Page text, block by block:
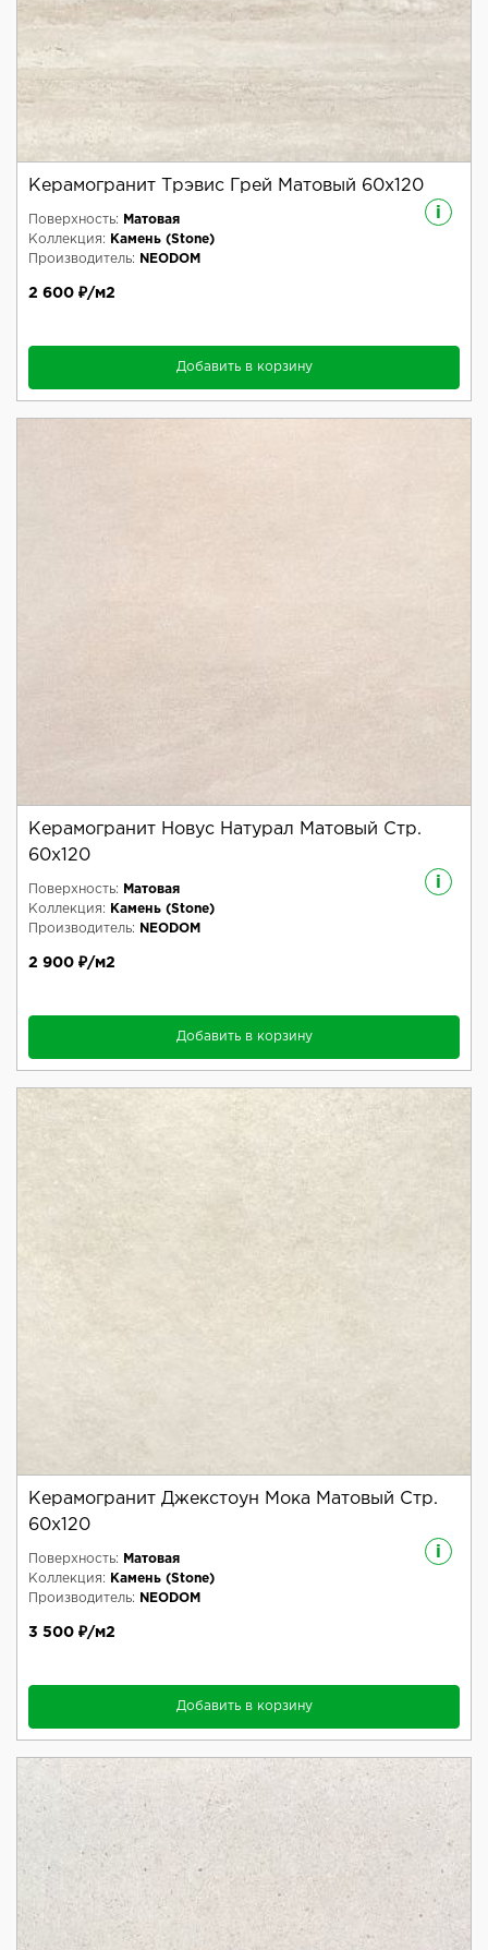
Керамогранит Трэвис Грей Матовый 60x120
i
Поверхность:
Матовая
Коллекция:
Камень (Stone)
Производитель:
NEODOM
2 600 ₽/м2
Добавить в корзину
Керамогранит Новус Натурал Матовый Стр.
60x120
i
Поверхность:
Матовая
Коллекция:
Камень (Stone)
Производитель:
NEODOM
2 900 ₽/м2
Добавить в корзину
Керамогранит Джекстоун Мока Матовый Стр.
60x120
i
Поверхность:
Матовая
Коллекция:
Камень (Stone)
Производитель:
NEODOM
3 500 ₽/м2
Добавить в корзину